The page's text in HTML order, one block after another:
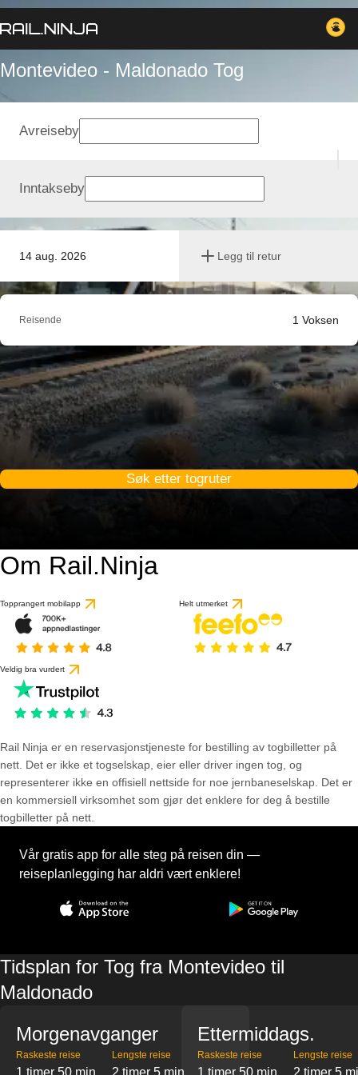
Montevideo - Maldonado Tog
14 aug. 2026 Legg til retur
Avreiseby
Inntakseby
Reisende 1 Voksen
Søk etter togruter
Om Rail.Ninja
Topprangert mobilapp Helt utmerket
Veldig bra vurdert
Rail Ninja er en reservasjons­tjeneste for bestilling av togbilletter på
nett. Det er ikke et togselskap, eier eller driver ingen tog, og
representerer ikke en offisiell nettside for noe jernbaneselskap. Det er
en kommersiell virksomhet som gjør det enklere for deg å bestille
togbilletter på nett.
Vår gratis app for alle steg på reisen din —
reiseplanlegging har aldri vært enklere!
Tidsplan for Tog fra Montevideo til
Maldonado
Morgenavganger
Raskeste reise
1 timer 50 min
Lengste reise
2 timer 5 min
Ettermiddags.
Raskeste reise
1 timer 50 min
Lengste reise
2 timer 5